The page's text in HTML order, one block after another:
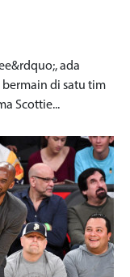
ada
di satu tim
Scottie...